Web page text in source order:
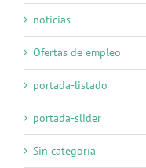
noticias
Ofertas de empleo
portada-listado
portada-slider
Sin categoría